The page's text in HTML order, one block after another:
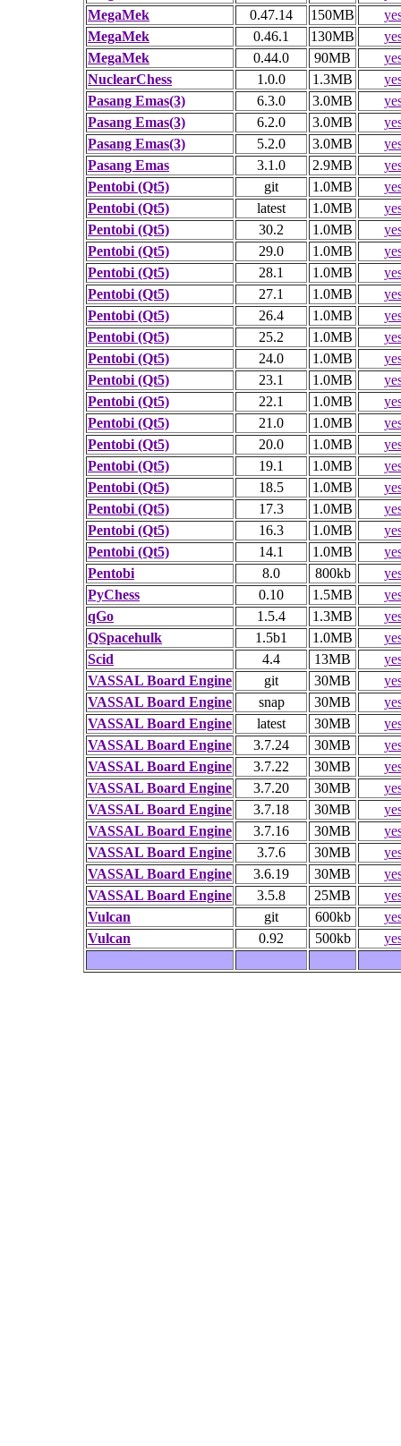
MegaMek
0.47.14 150MB
MegaMek
0.46.1 130MB
MegaMek
0.44.0 90MB
NuclearChess
1.0.0 1.3MB
Pasang Emas(3)
6.3.0 3.0MB
Pasang Emas(3)
6.2.0 3.0MB
Pasang Emas(3)
5.2.0 3.0MB
Pasang Emas
3.1.0 2.9MB
Pentobi (Qt5)
git 1.0MB
Pentobi (Qt5)
latest 1.0MB
Pentobi (Qt5)
30.2 1.0MB
Pentobi (Qt5)
29.0 1.0MB
Pentobi (Qt5)
28.1 1.0MB
Pentobi (Qt5)
27.1 1.0MB
Pentobi (Qt5)
26.4 1.0MB
Pentobi (Qt5)
25.2 1.0MB
Pentobi (Qt5)
24.0 1.0MB
Pentobi (Qt5)
23.1 1.0MB
Pentobi (Qt5)
22.1 1.0MB
Pentobi (Qt5)
21.0 1.0MB
Pentobi (Qt5)
20.0 1.0MB
Pentobi (Qt5)
19.1 1.0MB
Pentobi (Qt5)
18.5 1.0MB
Pentobi (Qt5)
17.3 1.0MB
Pentobi (Qt5)
16.3 1.0MB
Pentobi (Qt5)
14.1 1.0MB
Pentobi
8.0 800kb
PyChess
0.10 1.5MB
qGo
1.5.4 1.3MB
QSpacehulk
1.5b1 1.0MB
Scid
4.4 13MB
VASSAL Board Engine
git 30MB
VASSAL Board Engine
snap 30MB
VASSAL Board Engine
latest 30MB
VASSAL Board Engine
3.7.24 30MB
VASSAL Board Engine
3.7.22 30MB
VASSAL Board Engine
3.7.20 30MB
VASSAL Board Engine
3.7.18 30MB
VASSAL Board Engine
3.7.16 30MB
VASSAL Board Engine
3.7.6 30MB
VASSAL Board Engine
3.6.19 30MB
VASSAL Board Engine
3.5.8 25MB
Vulcan
git 600kb
Vulcan
0.92 500kb